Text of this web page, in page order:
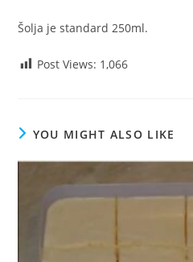
Šolja je standard 250ml.
Post Views: 1,066
YOU MIGHT ALSO LIKE